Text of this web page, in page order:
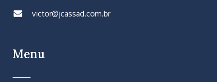
victor@jcassad.com.br
Menu